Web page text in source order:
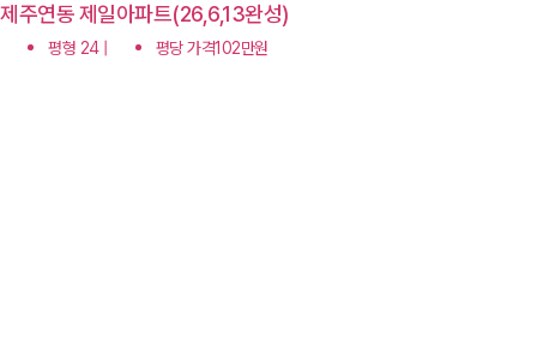
제주연동 제일아파트(26,6,13완성)
평형 24 | 평당 가격102만원